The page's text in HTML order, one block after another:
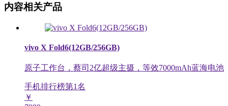
内容相关产品
vivo X Fold6(12GB/256GB)
原子工作台，蔡司2亿超级主摄，等效7000mAh蓝海电池
手机排行榜第1名
￥